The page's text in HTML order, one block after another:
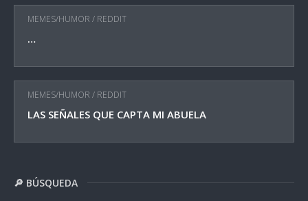
MEMES/HUMOR / REDDIT
…
MEMES/HUMOR / REDDIT
LAS SEÑALES QUE CAPTA MI ABUELA
🔎 BÚSQUEDA